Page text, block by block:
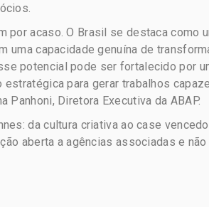
por acaso. O Brasil se destaca como
uma capacidade genuína de
potencial pode ser fortalecido por
para gerar trabalhos
Panhoni, Diretora Executiva da ABAP.
da cultura criativa ao case
aberta a agências associadas e